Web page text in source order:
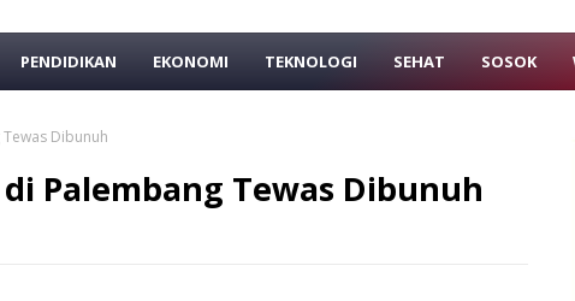
PENDIDIKAN EKONOMI TEKNOLOGI SEHAT SOSOK
Dibunuh
Palembang Tewas Dibunuh